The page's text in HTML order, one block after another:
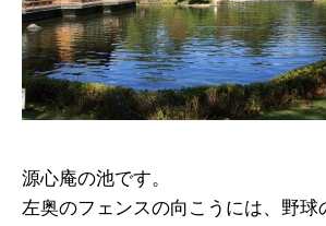
源心庵の池です。
左奥のフェンスの向こうには、野球